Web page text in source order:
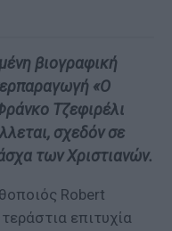
βιογραφική
«Ο
Τζεφιρέλι
σχεδόν σε
των Χριστιανών.
Robert
επιτυχία